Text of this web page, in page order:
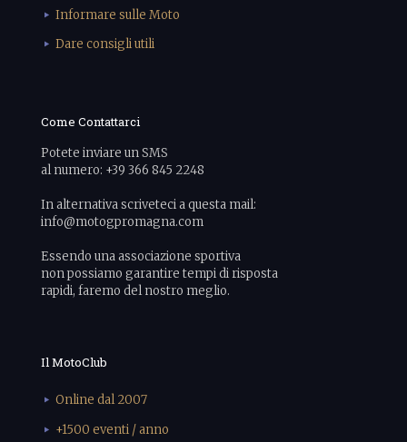
Informare sulle Moto
Dare consigli utili
Come Contattarci
Potete inviare un SMS
al numero: +39 366 845 2248
In alternativa scriveteci a questa mail:
info@motogpromagna.com
Essendo una associazione sportiva
non possiamo garantire tempi di risposta
rapidi, faremo del nostro meglio.
Il MotoClub
Online dal 2007
+1500 eventi / anno